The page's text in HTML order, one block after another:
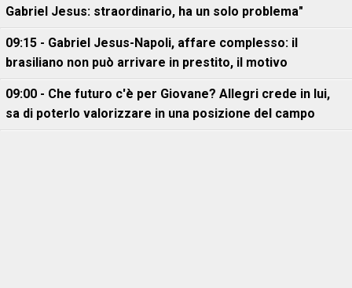
Gabriel Jesus: straordinario, ha un solo problema"
09:15 - Gabriel Jesus-Napoli, affare complesso: il
brasiliano non può arrivare in prestito, il motivo
09:00 - Che futuro c'è per Giovane? Allegri crede in lui,
sa di poterlo valorizzare in una posizione del campo